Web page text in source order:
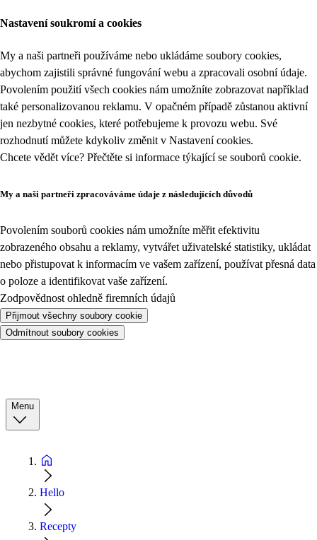
Nastavení soukromí a cookies
My a naši partneři používáme nebo ukládáme soubory cookies,
abychom zajistili správné fungování webu a zpracovali osobní údaje.
Povolením použití všech cookies nám umožníte zobrazovat například
také personalizovanou reklamu. V opačném případě zůstanou aktivní
jen nezbytné cookies, které potřebujeme k provozu webu. Své
rozhodnutí můžete kdykoliv změnit v Nastavení cookies.
Chcete vědět více? Přečtěte si informace týkající se souborů cookie.
My a naši partneři zpracováváme údaje z následujících důvodů
Povolením souborů cookies nám umožníte měřit efektivitu
zobrazeného obsahu a reklamy, vytvářet uživatelské statistiky, ukládat
nebo přistupovat k informacím ve vašem zařízení, používat přesná data
o poloze a identifikovat vaše zařízení.
Zodpovědnost ohledně firemních údajů
Přijmout všechny soubory cookie
Odmítnout soubory cookies
Menu
Hello
Recepty